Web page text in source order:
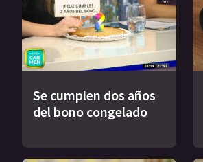
Se cumplen dos años
del bono congelado